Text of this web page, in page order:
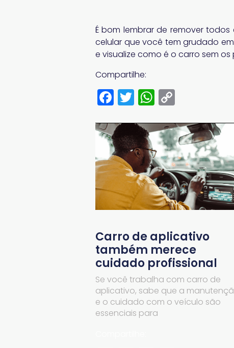
É bom lembrar de remover
celular que você tem grudado
e visualize como é o carro sem
Compartilhe:
Facebook
TwitterWhatsApp
Carro de aplicativo
também merece
cuidado profissional
Se você trabalha com carro de
aplicativo, sabe que a
e o cuidado com o veículo são
essenciais para